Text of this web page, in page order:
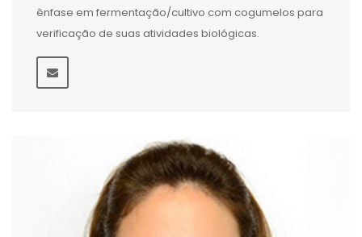
ênfase em fermentação/cultivo com cogumelos para
verificação de suas atividades biológicas.